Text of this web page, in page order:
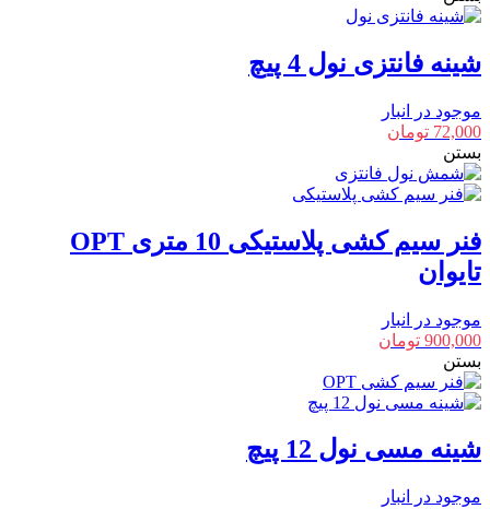
شینه فانتزی نول 4 پیچ
موجود در انبار
72,000 تومان
بستن
فنر سیم کشی پلاستیکی 10 متری OPT
تایوان
موجود در انبار
900,000 تومان
بستن
شینه مسی نول 12 پیچ
موجود در انبار